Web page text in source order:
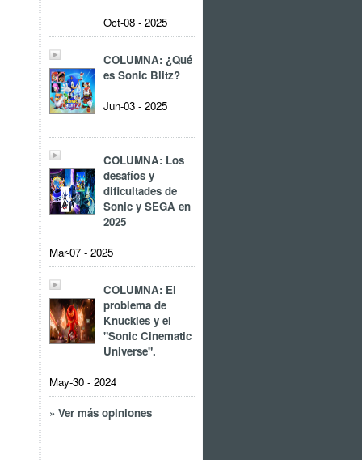
Oct-08 - 2025
COLUMNA: ¿Qué
es Sonic Blitz?
Jun-03 - 2025
COLUMNA: Los
desafíos y
dificultades de
Sonic y SEGA en
2025
Mar-07 - 2025
COLUMNA: El
problema de
Knuckles y el
"Sonic Cinematic
Universe".
May-30 - 2024
» Ver más opiniones